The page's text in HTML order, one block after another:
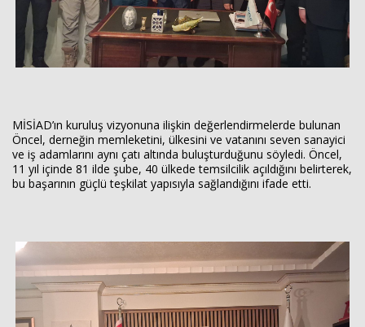
MİSİAD’ın kuruluş vizyonuna ilişkin değerlendirmelerde bulunan
Öncel, derneğin memleketini, ülkesini ve vatanını seven sanayici
ve iş adamlarını aynı çatı altında buluşturduğunu söyledi. Öncel,
11 yıl içinde 81 ilde şube, 40 ülkede temsilcilik açıldığını belirterek,
bu başarının güçlü teşkilat yapısıyla sağlandığını ifade etti.